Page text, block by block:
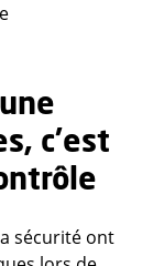
c'est
sécurité ont